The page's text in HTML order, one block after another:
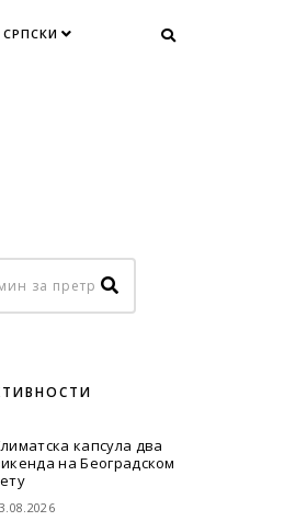
СРПСКИ
капсула два
на Београдском